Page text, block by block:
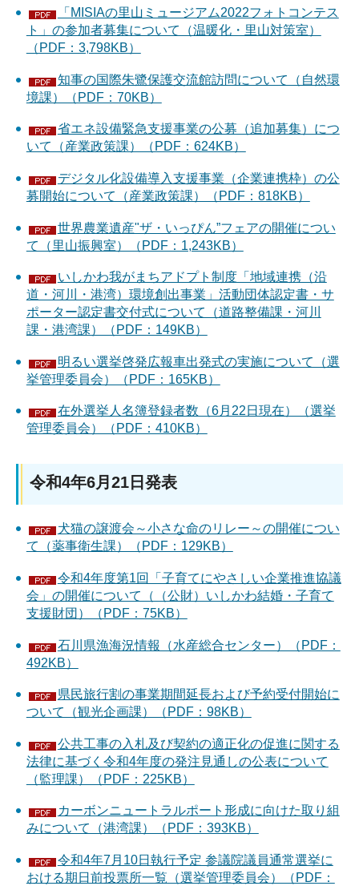
「MISIAの里山ミュージアム2022フォトコンテス
ト」の参加者募集について（温暖化・里山対策室）
（PDF：3,798KB）
知事の国際朱鷺保護交流館訪問について（自然環
境課）（PDF：70KB）
省エネ設備緊急支援事業の公募（追加募集）につ
いて（産業政策課）（PDF：624KB）
デジタル化設備導入支援事業（企業連携枠）の公
募開始について（産業政策課）（PDF：818KB）
世界農業遺産"ザ・いっぴん”フェアの開催につい
て（里山振興室）（PDF：1,243KB）
いしかわ我がまちアドプト制度「地域連携（沿
道・河川・港湾）環境創出事業」活動団体認定書・サ
ポーター認定書交付式について（道路整備課・河川
課・港湾課）（PDF：149KB）
明るい選挙啓発広報車出発式の実施について（選
挙管理委員会）（PDF：165KB）
在外選挙人名簿登録者数（6月22日現在）（選挙
管理委員会）（PDF：410KB）
令和4年6月21日発表
犬猫の譲渡会～小さな命のリレー～の開催につい
て（薬事衛生課）（PDF：129KB）
令和4年度第1回「子育てにやさしい企業推進協議
会」の開催について（（公財）いしかわ結婚・子育て
支援財団）（PDF：75KB）
石川県漁海況情報（水産総合センター）（PDF：
492KB）
県民旅行割の事業期間延長および予約受付開始に
ついて（観光企画課）（PDF：98KB）
公共工事の入札及び契約の適正化の促進に関する
法律に基づく令和4年度の発注見通しの公表について
（監理課）（PDF：225KB）
カーボンニュートラルポート形成に向けた取り組
みについて（港湾課）（PDF：393KB）
令和4年7月10日執行予定 参議院議員通常選挙に
おける期日前投票所一覧（選挙管理委員会）（PDF：